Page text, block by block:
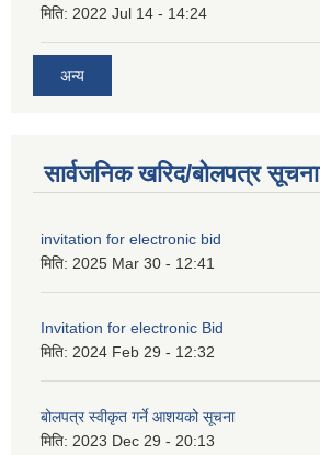
मिति: 2022 Jul 14 - 14:24
अन्य
सार्वजनिक खरिद/बोलपत्र सूचना
invitation for electronic bid
मिति: 2025 Mar 30 - 12:41
Invitation for electronic Bid
मिति: 2024 Feb 29 - 12:32
बोलपत्र स्वीकृत गर्ने आशयको सूचना
मिति: 2023 Dec 29 - 20:13